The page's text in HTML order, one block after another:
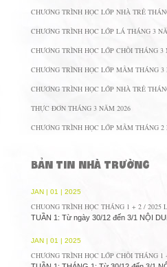
CHƯƠNG TRÌNH HỌC LỚP NHÀ TRẺ
CHƯƠNG TRÌNH HỌC LỚP LÁ THÁNG 3
CHƯƠNG TRÌNH HỌC LỚP CHỒI THÁNG 3
CHƯƠNG TRÌNH HỌC LỚP MẦM THÁNG 3
CHƯƠNG TRÌNH HỌC LỚP NHÀ TRẺ
THỰC ĐƠN THÁNG 3 NĂM 2026
CHƯƠNG TRÌNH HỌC LỚP MẦM THÁNG 2
BẢN TIN NHÀ TRƯỜNG
JAN | 01 | 2025
CHUONG TRÌNH HỌC THÁNG 1 + 2 / 2025
TUẦN 1: Từ ngày 30/12 đến 3/1 NỘI
JAN | 01 | 2025
CHƯƠNG TRÌNH HỌC LỚP CHỒI THÁNG 1